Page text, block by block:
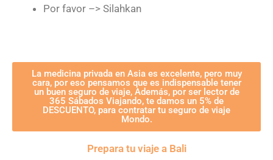
Por favor –> Silahkan
La medicina privada en Asia es excelente, pero muy
cara, por eso pensamos que es indispensable tener
un buen seguro de viaje, Además, por ser lector de
365 Sábados Viajando, te damos un 5% de
DESCUENTO, para contratar tu seguro de viaje
Mondo.
Prepara tu viaje a Bali